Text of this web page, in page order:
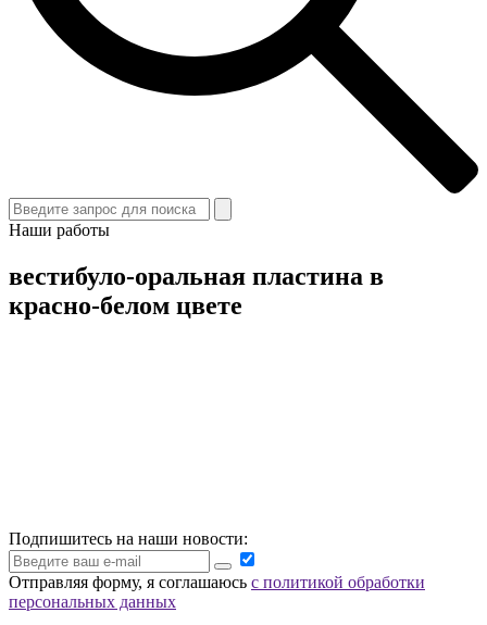
Наши работы
вестибуло-оральная пластина в
красно-белом цвете
Подпишитесь на наши новости:
Отправляя форму, я соглашаюсь с политикой обработки
персональных данных